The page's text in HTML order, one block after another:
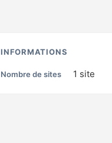
INFORMATIONS
Nombre de sites 1 site